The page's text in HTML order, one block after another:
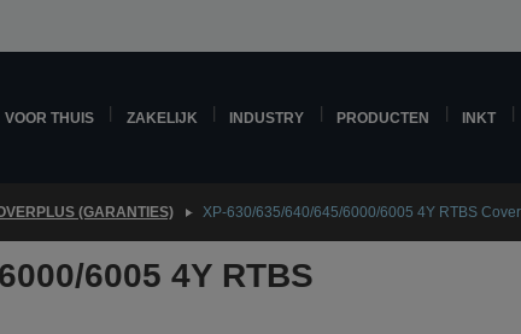
VOOR THUIS ZAKELIJK INDUSTRY PRODUCTEN INKT
(GARANTIES) XP-630/635/640/645/6000/6005 4Y RTBS
6005 4Y RTBS